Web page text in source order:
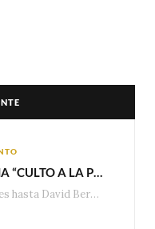
Desde Jim Jones hasta David Berg, la producción recorre en seis episodios cómo el carisma,…